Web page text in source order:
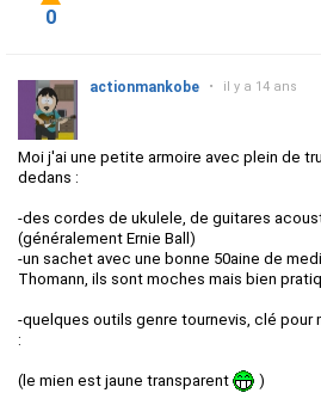
0
actionmankobe • il y a 14 ans
Moi j'ai une petite armoire avec plein de
dedans :
-des cordes de ukulele, de guitares
(généralement Ernie Ball)
-un sachet avec une bonne 50aine de
Thomann, ils sont moches mais bien
-quelques outils genre tournevis, clé pour
:
(le mien est jaune transparent
)